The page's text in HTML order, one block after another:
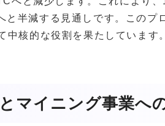
半減する見通しです。このプ
中核的な役割を果たしています。
マイニング事業へ